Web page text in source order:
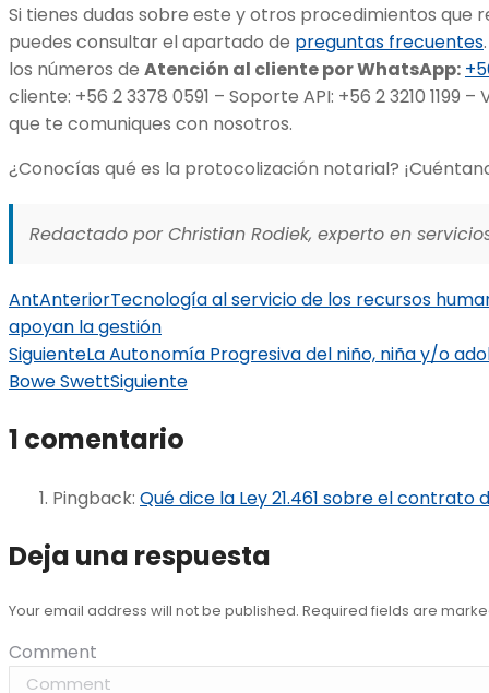
Si tienes dudas sobre este y otros procedimientos que
puedes consultar el apartado de preguntas frecuentes
los números de Atención al cliente por WhatsApp:
cliente: +56 2 3378 0591 – Soporte API: +56 2 3210 1199
que te comuniques con nosotros.
¿Conocías qué es la protocolización notarial?
Redactado por Christian Rodiek, experto en
AntAnteriorTecnología al servicio de los recursos
apoyan la gestión
SiguienteLa Autonomía Progresiva del niño, niña y/o
Bowe SwettSiguiente
1 comentario
Pingback: Qué dice la Ley 21.461 sobre el contrato
Deja una respuesta
Your email address will not be published. Required fields are
Comment